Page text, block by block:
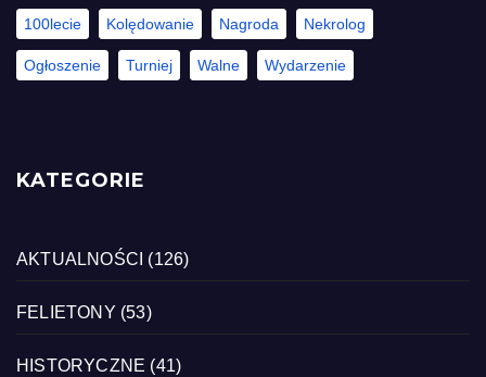
100lecie Kolędowanie Nagroda Nekrolog
Ogłoszenie Turniej Walne Wydarzenie
KATEGORIE
AKTUALNOŚCI (126)
FELIETONY (53)
HISTORYCZNE (41)